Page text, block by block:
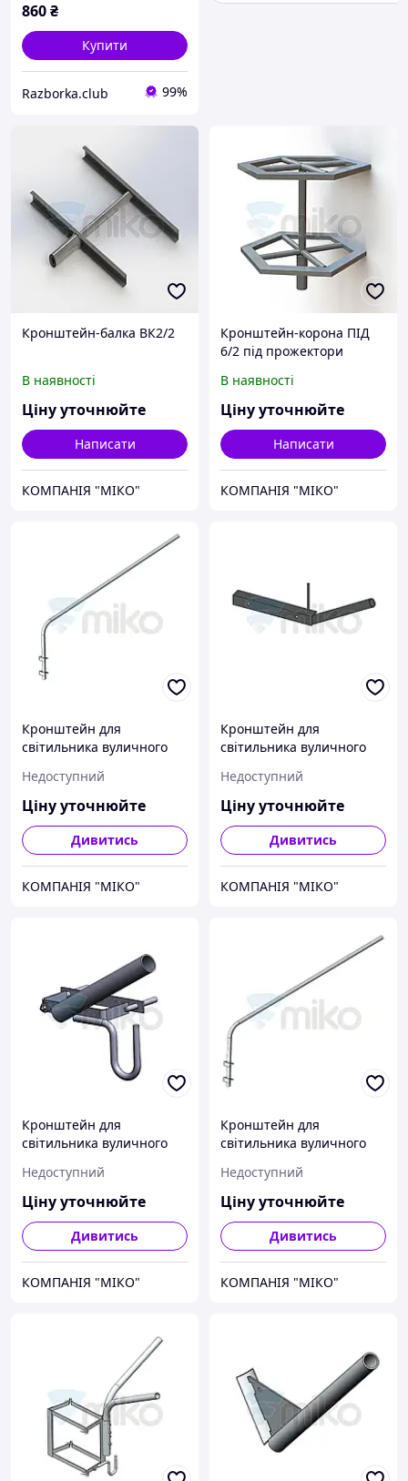
860₴
Купити
Razborka.club 99%
Кронштейн-балка ВК2/2
В наявності
Ціну уточнюйте
Написати
КОМПАНІЯ "МІКО"
Кронштейн-корона ПІД
6/2 під прожектори
В наявності
Ціну уточнюйте
Написати
КОМПАНІЯ "МІКО"
Кронштейн для
світильника вуличного
на фасад К2У.Г120.2,0х1,9
Недоступний
Ціну уточнюйте
Дивитись
КОМПАНІЯ "МІКО"
Кронштейн для
світильника вуличного
опору
Недоступний
Ціну уточнюйте
Дивитись
КОМПАНІЯ "МІКО"
Кронштейн для
світильника вуличного
КВ1С.Г120.0,35.02
Недоступний
Ціну уточнюйте
Дивитись
КОМПАНІЯ "МІКО"
Кронштейн для
світильника вуличного
на фасад К2У.Г120.2,0х1,9
Недоступний
Ціну уточнюйте
Дивитись
КОМПАНІЯ "МІКО"